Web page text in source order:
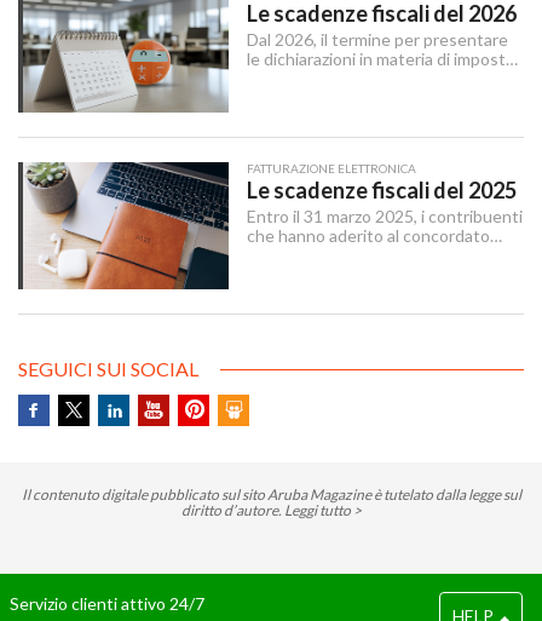
approccio più moderno alla gestione
delle linee mobili.
Le scadenze fiscali del 2026
Dal 2026, il termine per presentare
le dichiarazioni in materia di imposte
le stesse si riferiscono.
FATTURAZIONE ELETTRONICA
Le scadenze fiscali del 2025
Entro il 31 marzo 2025, i contribuenti
che hanno aderito al concordato
anni 2018-2022, versando
dell’IRAP.
SEGUICI SUI SOCIAL
Il contenuto digitale pubblicato sul sito Aruba Magazine è tutelato dalla legge sul
diritto d’autore. Leggi tutto >
HELP
Servizio clienti attivo 24/7